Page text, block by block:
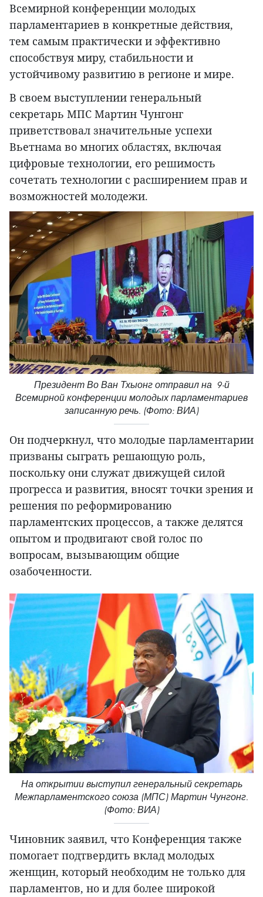
Всемирной конференции молодых
парламентариев в конкретные действия,
тем самым практически и эффективно
способствуя миру, стабильности и
устойчивому развитию в регионе и мире.
В своем выступлении генеральный
секретарь МПС Мартин Чунгонг
приветствовал значительные успехи
Вьетнама во многих областях, включая
цифровые технологии, его решимость
сочетать технологии с расширением прав и
возможностей молодежи.
Президент Во Ван Тхыонг отправил на 9-й
Всемирной конференции молодых парламентариев
записанную речь. (Фото: ВИА)
Он подчеркнул, что молодые парламентарии
призваны сыграть решающую роль,
поскольку они служат движущей силой
прогресса и развития, вносят точки зрения и
решения по реформированию
парламентских процессов, а также делятся
опытом и продвигают свой голос по
вопросам, вызывающим общие
озабоченности.
На открытии выступил генеральный секретарь
Межпарламентского союза (МПС) Мартин Чунгонг.
(Фото: ВИА)
Чиновник заявил, что Конференция также
помогает подтвердить вклад молодых
женщин, который необходим не только для
парламентов, но и для более широкой